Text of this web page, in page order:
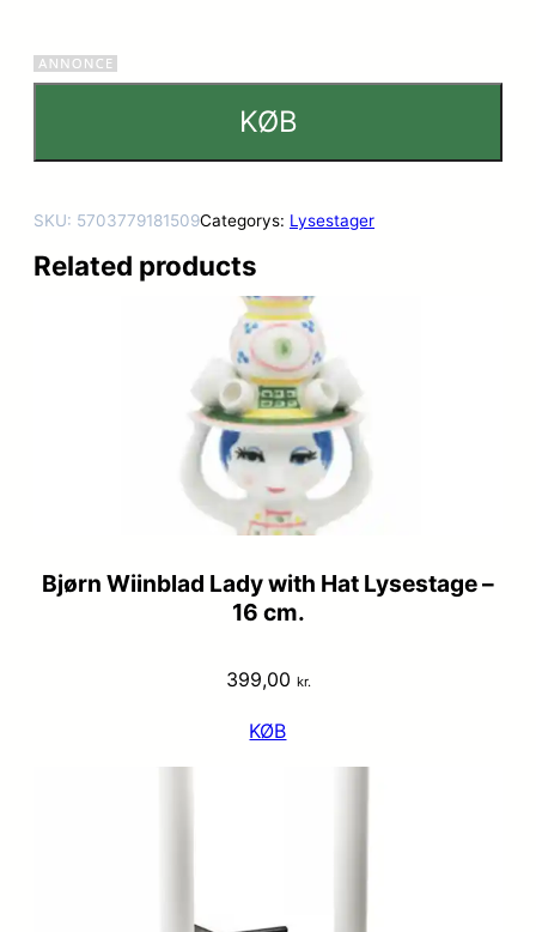
KØB
SKU: 5703779181509Categorys: Lysestager
Related products
Bjørn Wiinblad Lady with Hat Lysestage –
16 cm.
399,00 kr.
KØB